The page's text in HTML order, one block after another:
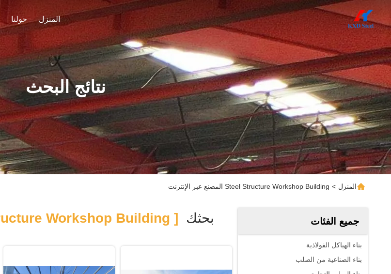
المنزل حولنا
نتائج البحث
المنزل > Steel Structure Workshop Building المصنع عبر الإنترنت
جميع الفئات
بناء الهياكل الفولاذية
بناء الصناعية من الصلب
بحثك [ Steel Structure Workshop Building ]